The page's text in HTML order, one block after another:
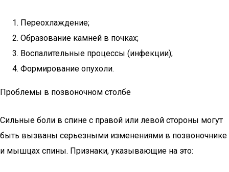
Переохлаждение;
Образование камней в почках;
Воспалительные процессы (инфекции);
Формирование опухоли.
Проблемы в позвоночном столбе
Сильные боли в спине с правой или левой стороны могут
быть вызваны серьезными изменениями в позвоночнике
и мышцах спины. Признаки, указывающие на это: